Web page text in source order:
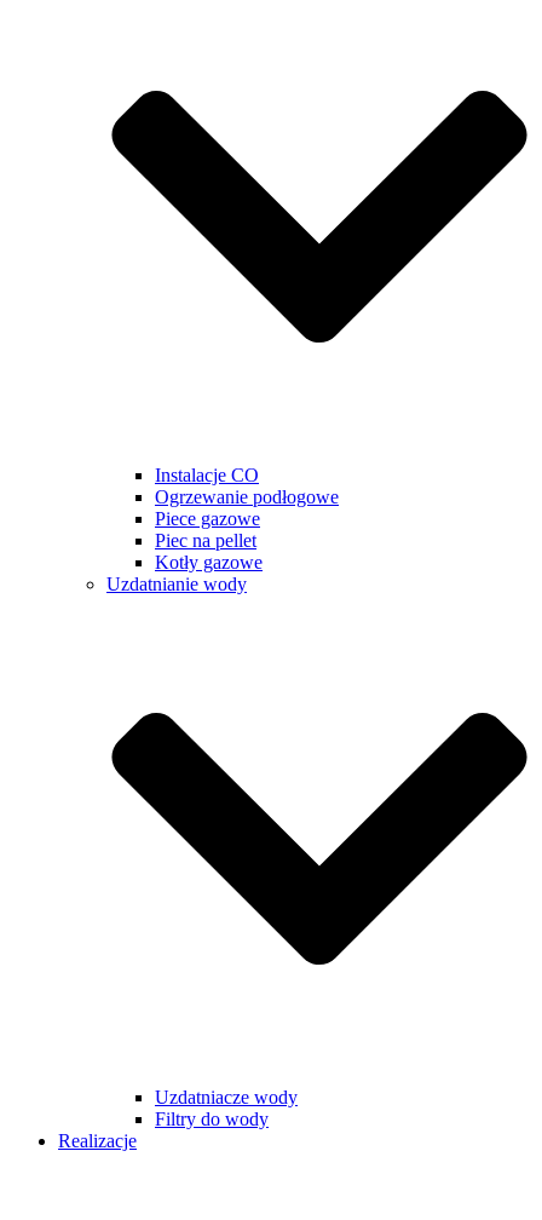
Instalacje CO
Ogrzewanie podłogowe
Piece gazowe
Piec na pellet
Kotły gazowe
Uzdatnianie wody
Uzdatniacze wody
Filtry do wody
Realizacje